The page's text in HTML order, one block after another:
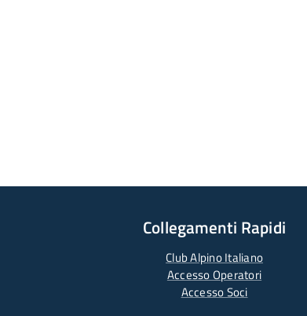
Collegamenti Rapidi
Club Alpino Italiano
Accesso Operatori
Accesso Soci